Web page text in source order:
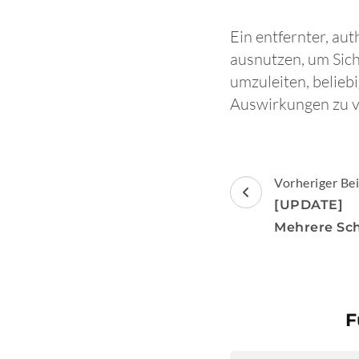
Ein entfernter,
ausnutzen, um
umzuleiten,
Auswirkungen zu
Vorheriger
Mehrere